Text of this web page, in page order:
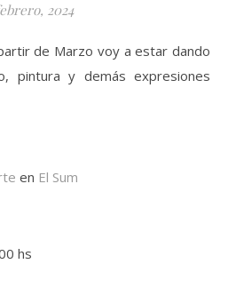
2024
de Marzo voy a estar dando
pintura y demás expresiones
en El Sum
hs